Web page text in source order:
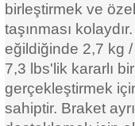
birleştirmek ve
taşınması
eğildiğinde 2,7 kg
7,3 lbs'lik kararlı
gerçekleştirmek
sahiptir. Braket